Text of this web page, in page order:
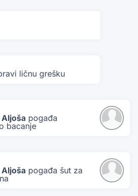
ličnu grešku
pogađa
bacanje
pogađa šut za